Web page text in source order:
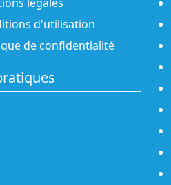
d'utilisation
de confidentialité